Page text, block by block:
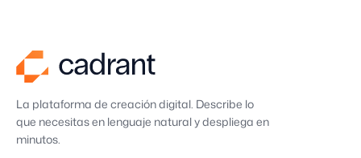
La plataforma de creación digital. Describe lo
que necesitas en lenguaje natural y despliega en
minutos.